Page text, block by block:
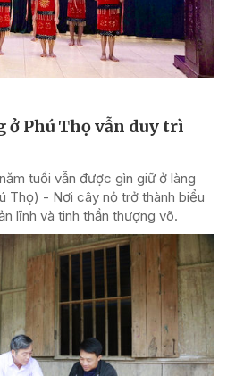
ở Phú Thọ vẫn duy trì
tuổi vẫn được gìn giữ ở làng
Thọ) - Nơi cây nỏ trở thành biểu
lĩnh và tinh thần thượng võ.